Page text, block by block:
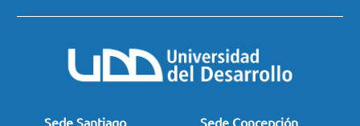
Sede Santiago Sede Concepción